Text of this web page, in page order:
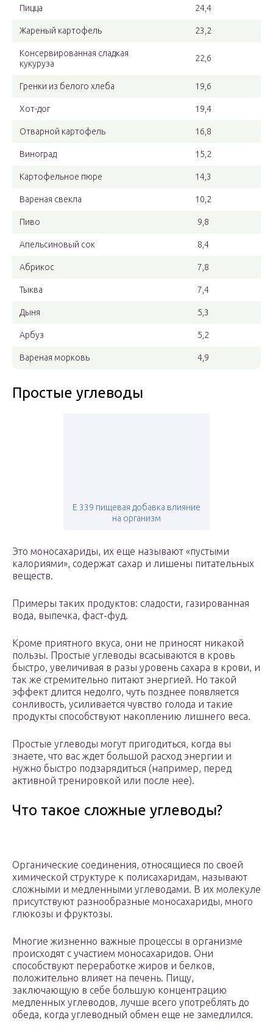
Пицца 24,4
Жареный картофель 23,2
Консервированная сладкая
кукуруза
22,6
Гренки из белого хлеба 19,6
Хот-дог 19,4
Отварной картофель 16,8
Виноград 15,2
Картофельное пюре 14,3
Вареная свекла 10,2
Пиво 9,8
Апельсиновый сок 8,4
Абрикос 7,8
Тыква 7,4
Дыня 5,3
Арбуз 5,2
Вареная морковь 4,9
Простые углеводы
Е 339 пищевая добавка влияние
на организм
Это моносахариды, их еще называют «пустыми
калориями», содержат сахар и лишены питательных
веществ.
Примеры таких продуктов: сладости, газированная
вода, выпечка, фаст-фуд.
Кроме приятного вкуса, они не приносят никакой
пользы. Простые углеводы всасываются в кровь
быстро, увеличивая в разы уровень сахара в крови, и
так же стремительно питают энергией. Но такой
эффект длится недолго, чуть позднее появляется
сонливость, усиливается чувство голода и такие
продукты способствуют накоплению лишнего веса.
Простые углеводы могут пригодиться, когда вы
знаете, что вас ждет большой расход энергии и
нужно быстро подзарядиться (например, перед
активной тренировкой или после нее).
Что такое сложные углеводы?
Органические соединения, относящиеся по своей
химической структуре к полисахаридам, называют
сложными и медленными углеводами. В их молекуле
присутствуют разнообразные моносахариды, много
глюкозы и фруктозы.
Многие жизненно важные процессы в организме
происходят с участием моносахаридов. Они
способствуют переработке жиров и белков,
положительно влияет на печень. Пищу,
заключающую в себе большую концентрацию
медленных углеводов, лучше всего употреблять до
обеда, когда углеводный обмен еще не замедлился.